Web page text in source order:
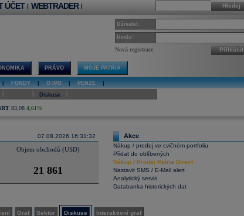
Hledej
ÚČET | WEBTRADER |
Uživatel:
Heslo:
Nová registrace Přihlásit
PRÁVO MOJE PATRIA
FONDY O IPO PENZE
Diskuse
83,08 4,61%
07.08.2026 16:31:32
Objem obchodů (USD)
21 861
Akce
Nákup / prodej ve cvičném portfoliu
Přidat do oblíbených
Nákup/ Prodej Patria Direct
Nastavit SMS / E-Mail alert
Analytický servis
Databanka historických dat
Graf Sektor Diskuse Interaktivní graf